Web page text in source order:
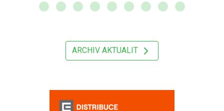
ARCHIV AKTUALIT